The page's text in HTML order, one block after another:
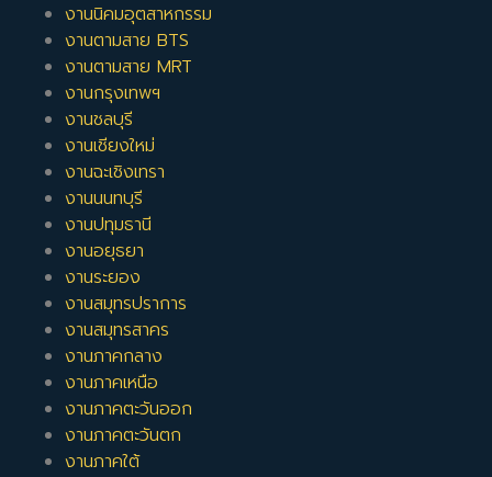
งานนิคมอุตสาหกรรม
งานตามสาย BTS
งานตามสาย MRT
งานกรุงเทพฯ
งานชลบุรี
งานเชียงใหม่
งานฉะเชิงเทรา
งานนนทบุรี
งานปทุมธานี
งานอยุธยา
งานระยอง
งานสมุทรปราการ
งานสมุทรสาคร
งานภาคกลาง
งานภาคเหนือ
งานภาคตะวันออก
งานภาคตะวันตก
งานภาคใต้